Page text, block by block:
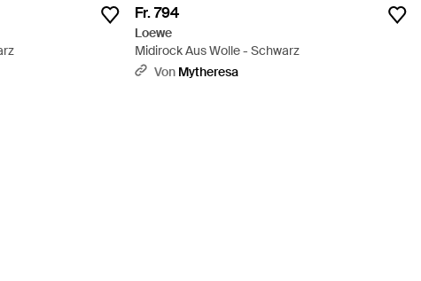
Fr. 794
Loewe
Midirock Aus Wolle - Schwarz
Von Mytheresa